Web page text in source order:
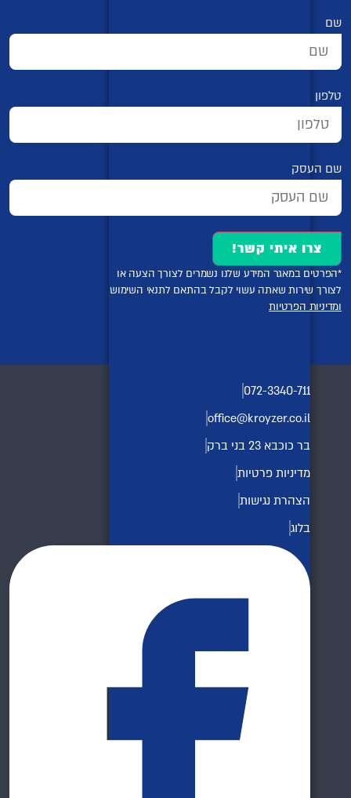
שם
טלפון
שם העסק
צרו איתי קשר!
*הפרטים במאגר המידע שלנו נשמרים לצורך הצעה או
לצורך שירות שאתה עשוי לקבל בהתאם לתנאי השימוש
ומדיניות הפרטיות
072-3340-711
office@kroyzer.co.il
בר כוכבא 23 בני ברק
מדיניות פרטיות
הצהרת נגישות
בלוג